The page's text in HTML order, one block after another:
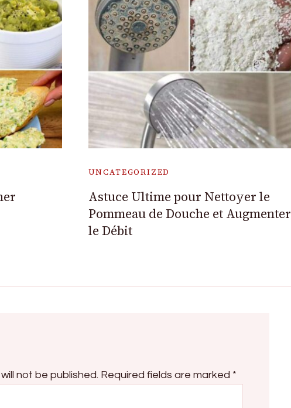
UNCATEGORIZED
Astuce Ultime pour Nettoyer le
Pommeau de Douche et Augmenter
le Débit
not be published. Required fields are marked *